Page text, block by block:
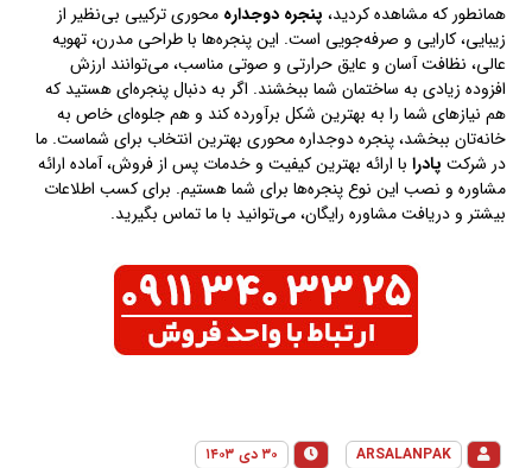
همانطور که مشاهده کردید، پنجره دوجداره محوری ترکیبی بی‌نظیر از
زیبایی، کارایی و صرفه‌جویی است. این پنجره‌ها با طراحی مدرن، تهویه
عالی، نظافت آسان و عایق حرارتی و صوتی مناسب، می‌توانند ارزش
افزوده زیادی به ساختمان شما ببخشند. اگر به دنبال پنجره‌ای هستید که
هم نیازهای شما را به بهترین شکل برآورده کند و هم جلوه‌ای خاص به
خانه‌تان ببخشد، پنجره دوجداره محوری بهترین انتخاب برای شماست. ما
در شرکت پادرا با ارائه بهترین کیفیت و خدمات پس از فروش، آماده ارائه
مشاوره و نصب این نوع پنجره‌ها برای شما هستیم. برای کسب اطلاعات
بیشتر و دریافت مشاوره رایگان، می‌توانید با ما تماس بگیرید.
ARSALANPAK
۳۰ دی ۱۴۰۳